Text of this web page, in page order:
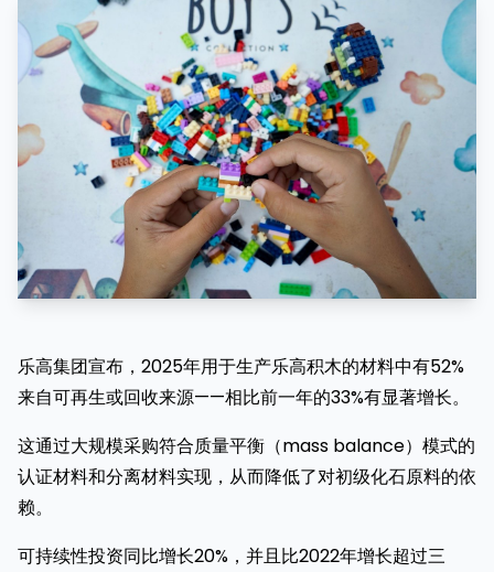
乐高集团宣布，2025年用于生产乐高积木的材料中有52%
来自可再生或回收来源——相比前一年的33%有显著增长。
这通过大规模采购符合质量平衡（mass balance）模式的
认证材料和分离材料实现，从而降低了对初级化石原料的依
赖。
可持续性投资同比增长20%，并且比2022年增长超过三